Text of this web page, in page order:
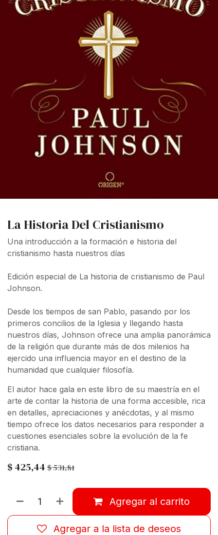
La Historia Del Cristianismo
Una introducción a la formación e historia del
cristianismo hasta nuestros días
Edición especial de La historia de cristianismo de Paul
Johnson.
Desde los tiempos de san Pablo, pasando por los
primeros concilios de la Iglesia y llegando hasta
nuestros días, Johnson ofrece una amplia panorámica
de la religión que durante más de dos milenios ha
ejercido una influencia mayor en el destino de la
humanidad que cualquier filosofía.
El autor hace gala en este libro de su maestría en el
arte de contar la historia de una forma accesible, rica
en detalles, apreciaciones y anécdotas, y al mismo
tiempo ofrece los datos necesarios para responder a
cuestiones esenciales sobre la evolución de la fe
cristiana.
$ 425,44 $531,81
Agregar al carrito
Agregar a la lista de deseos